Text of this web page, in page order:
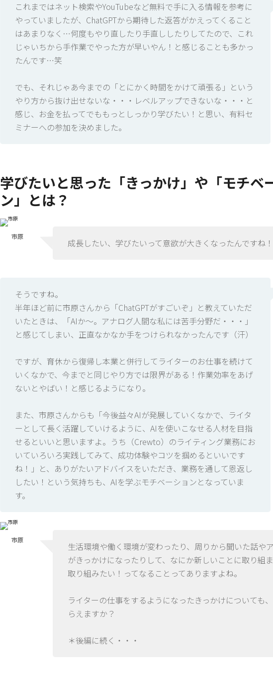
これまではネット検索やYouTubeなど無料で手に入る情報を参考に
やっていましたが、ChatGPTから期待した返答がかえってくること
はあまりなく…何度もやり直したり手直ししたりしてたので、これ
じゃいちから手作業でやった方が早いやん！と感じることも多かっ
たんです…笑
でも、それじゃあ今までの「とにかく時間をかけて頑張る」という
やり方から抜け出せないな・・・レベルアップできないな・・・と
感じ、お金を払ってでももっとしっかり学びたい！と思い、有料セ
ミナーへの参加を決めました。
学びたいと思った「きっかけ」や「モチベ
ン」とは？
市原
成長したい、学びたいって意欲が大きくなったんですね！
そうですね。
半年ほど前に市原さんから「ChatGPTがすごいぞ」と教えていただ
いたときは、「AIか〜。アナログ人間な私には苦手分野だ・・・」
と感じてしまい、正直なかなか手をつけられなかったんです（汗）
ですが、育休から復帰し本業と併行してライターのお仕事を続けて
いくなかで、今までと同じやり方では限界がある！作業効率をあげ
ないとやばい！と感じるようになり。
また、市原さんからも「今後益々AIが発展していくなかで、ライタ
ーとして長く活躍していけるように、AIを使いこなせる人材を目指
せるといいと思いますよ。うち（Crewto）のライティング業務にお
いていろいろ実践してみて、成功体験やコツを掴めるといいです
ね！」と、ありがたいアドバイスをいただき、業務を通して恩返し
したい！という気持ちも、AIを学ぶモチベーションとなっていま
す。
市原
生活環境や働く環境が変わったり、周りから聞いた話や
がきっかけになったりして、なにか新しいことに取り組
取り組みたい！ってなることってありますよね。
ライターの仕事をするようになったきっかけについても
らえますか？
＊後編に続く・・・